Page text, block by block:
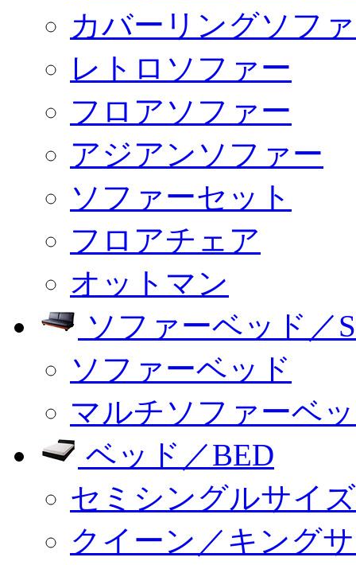
カバーリングソフ
レトロソファー
フロアソファー
アジアンソファー
ソファーセット
フロアチェア
オットマン
ソファーベッド／
ソファーベッド
マルチソファーベ
ベッド／BED
セミシングルサイ
クイーン／キング